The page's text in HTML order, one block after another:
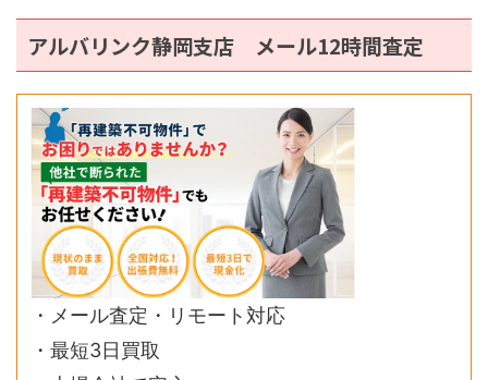
アルバリンク静岡支店 メール12時間査定
・メール査定・リモート対応
・最短3日買取